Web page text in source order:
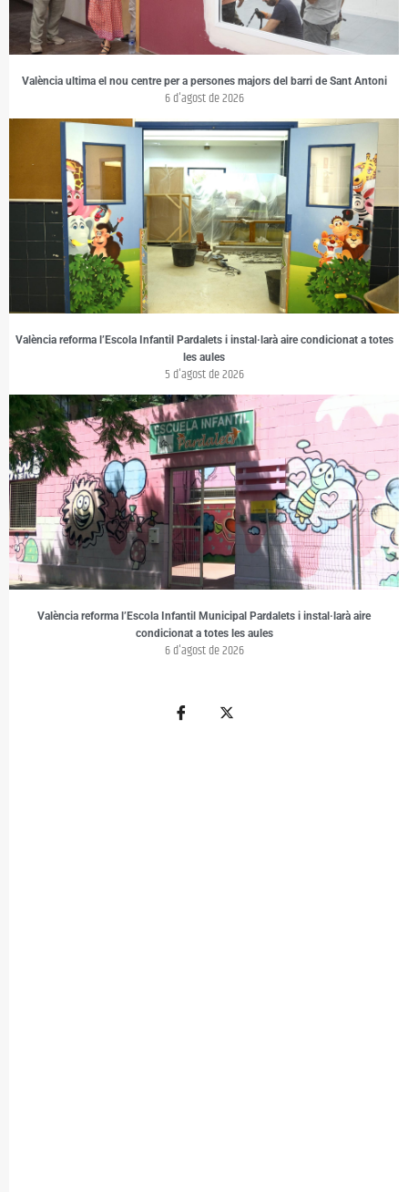
València ultima el nou centre per a persones majors del barri de Sant Antoni
6 d'agost de 2026
València reforma l’Escola Infantil Pardalets i instal·larà aire condicionat a totes
les aules
5 d'agost de 2026
València reforma l’Escola Infantil Municipal Pardalets i instal·larà aire
condicionat a totes les aules
6 d'agost de 2026